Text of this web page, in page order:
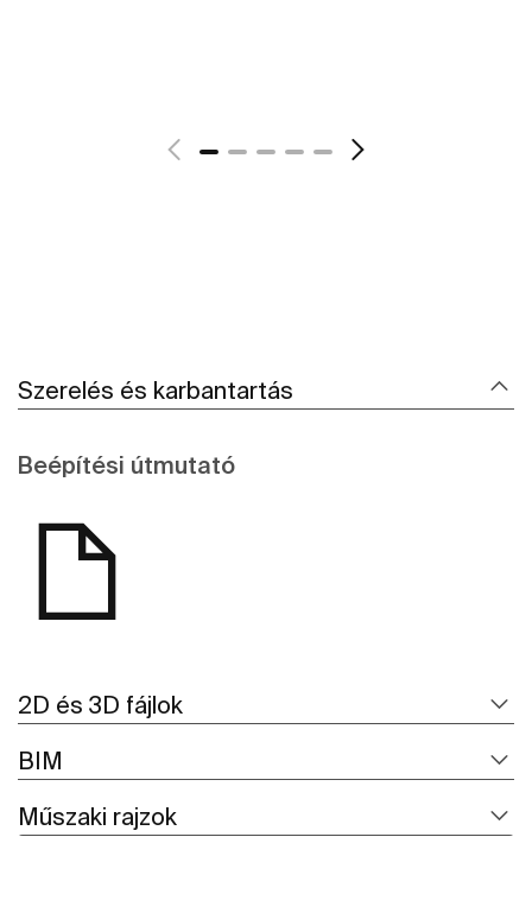
Szerelés és karbantartás
Beépítési útmutató
2D és 3D fájlok
BIM
Műszaki rajzok